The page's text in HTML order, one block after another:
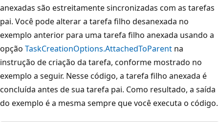
anexadas são estreitamente sincronizadas com as tarefas
pai. Você pode alterar a tarefa filho desanexada no
exemplo anterior para uma tarefa filho anexada usando a
opção TaskCreationOptions.AttachedToParent na
instrução de criação da tarefa, conforme mostrado no
exemplo a seguir. Nesse código, a tarefa filho anexada é
concluída antes de sua tarefa pai. Como resultado, a saída
do exemplo é a mesma sempre que você executa o código.